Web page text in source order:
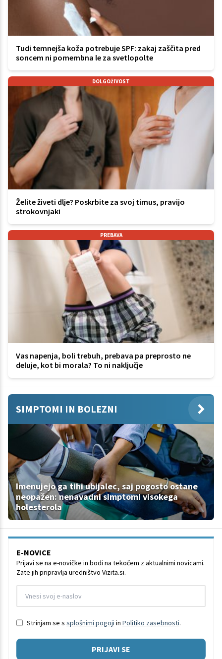
Tudi temnejša koža potrebuje SPF: zakaj zaščita pred
soncem ni pomembna le za svetlopolte
DOLGOŽIVOST
Želite živeti dlje? Poskrbite za svoj timus, pravijo
strokovnjaki
PREBAVA
Vas napenja, boli trebuh, prebava pa preprosto ne
deluje, kot bi morala? To ni naključje
SIMPTOMI IN BOLEZNI
Imenujejo ga tihi ubijalec, saj pogosto ostane
neopažen: nenavadni simptomi visokega
holesterola
E-NOVICE
Prijavi se na e-novičke in bodi na tekočem z aktualnimi novicami.
Zate jih pripravlja uredništvo Vizita.si.
Strinjam se s splošnimi pogoji in Politiko zasebnosti.
PRIJAVI SE